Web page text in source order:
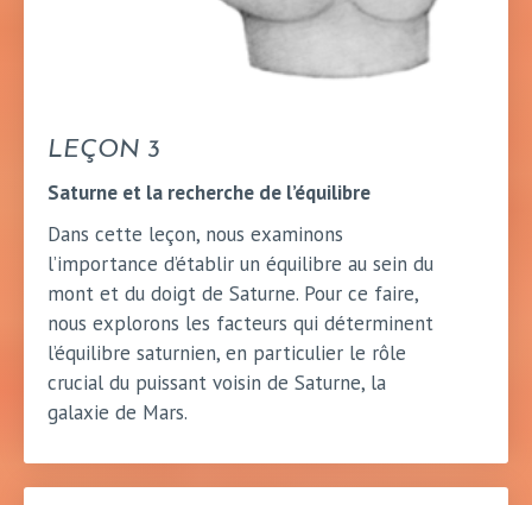
LEÇON 3
Saturne et la recherche de l’équilibre
Dans cette leçon, nous examinons
l’importance d’établir un équilibre au sein du
mont et du doigt de Saturne. Pour ce faire,
nous explorons les facteurs qui déterminent
l’équilibre saturnien, en particulier le rôle
crucial du puissant voisin de Saturne, la
galaxie de Mars.